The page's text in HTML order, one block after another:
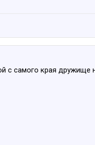
с самого края дружище